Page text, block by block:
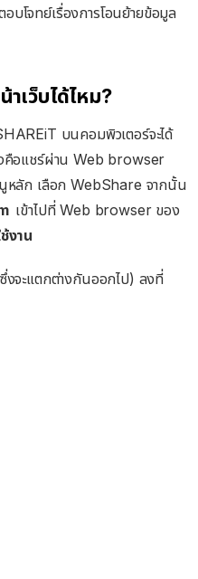
บโจทย์เรื่องการโอนย้ายข้อมูล
เว็บได้ไหม?
บนคอมพิวเตอร์จะได้
คือแชร์ผ่าน Web browser
หลัก เลือก WebShare จากนั้น
เข้าไปที่ Web browser ของ
งาน
จะแตกต่างกันออกไป) ลงที่